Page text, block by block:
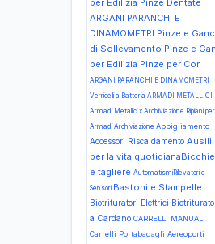
per Edilizia Pinze Dentate
ARGANI PARANCHI E
DINAMOMETRI Pinze e
di Sollevamento Pinze e
per Edilizia Pinze per Cor
ARGANI PARANCHI E DINAMOMETRI
Verricelli a Batteria ARMADI METALLICI
Armadi Metallici x Archiviazione Ripiani per
Armadi Archiviazione Abbigliamento
Accessori Riscaldamento Ausili
per la vita
e tagliere AutomatismiRilevatori e
Sensori Bastoni e Stampelle
Biotrituratori Elettrici
a Cardano CARRELLI MANUALI
Carrelli Portabagagli Aereoporti